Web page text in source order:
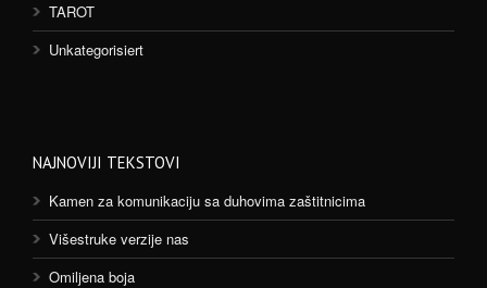
TAROT
Unkategorisiert
NAJNOVIJI TEKSTOVI
Kamen za komunikaciju sa duhovima zaštitnicima
Višestruke verzije nas
Omiljena boja